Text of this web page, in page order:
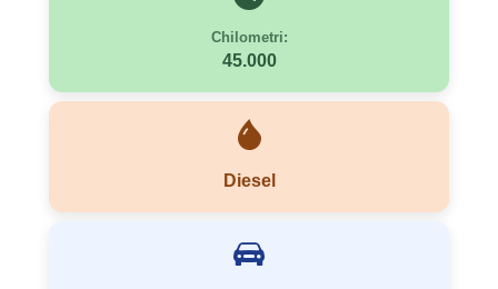
Chilometri:
45.000
Diesel